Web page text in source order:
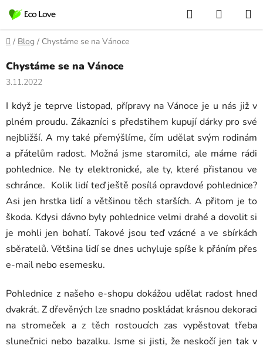
obsah
Hledat
KOŠÍK
Domů
/ Blog / Chystáme se na Vánoce
Chystáme se na Vánoce
3.11.2022
I když je teprve listopad, přípravy na Vánoce je u nás již v
plném proudu. Zákazníci s předstihem kupují dárky pro své
nejbližší. A my také přemýšlíme, čím udělat svým rodinám
a přátelům radost. Možná jsme staromilci, ale máme rádi
pohlednice. Ne ty elektronické, ale ty, které přistanou ve
schránce. Kolik lidí teď ještě posílá opravdové pohlednice?
Asi jen hrstka lidí a většinou těch starších. A přitom je to
škoda. Kdysi dávno byly pohlednice velmi drahé a dovolit si
je mohli jen bohatí. Takové jsou teď vzácné a ve sbírkách
sběratelů. Většina lidí se dnes uchyluje spíše k přáním přes
e-mail nebo esemesku.
Pohlednice z našeho e-shopu dokážou udělat radost hned
dvakrát. Z dřevěných lze snadno poskládat krásnou dekoraci
na stromeček a z těch rostoucích zas vypěstovat třeba
slunečnici nebo bazalku. Jsme si jisti, že neskočí jen tak v